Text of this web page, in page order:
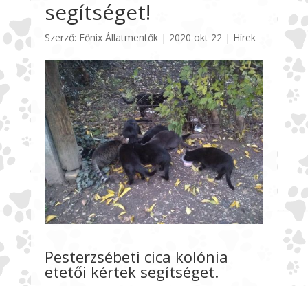
segítséget!
Szerző: Főnix Állatmentők| 2020 okt 22| Hírek
Pesterzsébeti cica kolónia
etetői kértek segítséget.